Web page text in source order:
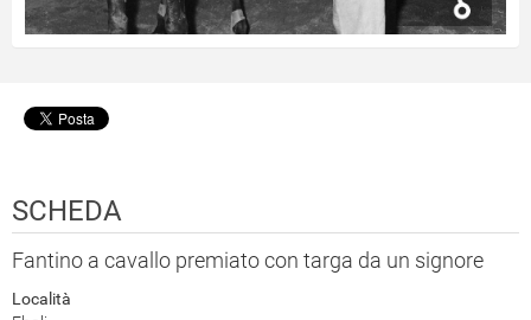
SCHEDA
Fantino a cavallo premiato con targa da un signore
Località